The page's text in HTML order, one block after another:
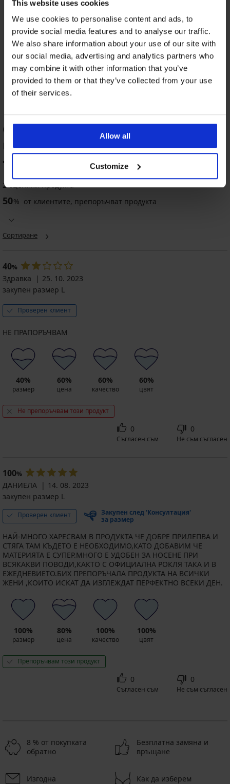
This website uses cookies
We use cookies to personalise content and ads, to
provide social media features and to analyse our traffic.
We also share information about your use of our site with
our social media, advertising and analytics partners who
may combine it with other information that you’ve
provided to them or that they’ve collected from your use
of their services.
Allow all
Customize
ОЦЕНКА НА ПРОДУКТ Стягащо
потниче Canotta
70
2 оценили продукта
50% от клиентите, препоръчват продукта
Сортиране
40%
Здравка
25. 10. 2023
закупен размер L
Проверен клиент
НЕ ПРАПОРЪЧВАМ
40%
размер
60%
цена
60%
качество
60%
цвят
Не препоръчвам този продукт
0
Съгласен съм
0
Не съм съгласен
100%
ДАНИЕЛА
14. 08. 2023
закупен размер L
Проверен клиент
Закупен след 'Консултация'
за размер
НАЙ-МНОГО ХАРЕСВАМ В ПРОДУКТА ЧЕ ДОБРЕ ПРИЛЕПВА И
СТЯГА ТАМ КЪДЕТО Е НЕОБХОДИМО,КАТО ДОБАВИМ ЧЕ
МАТЕРИЯТА Е СУПЕР.МНОГО Е УДОБЕН ЗА НОСЕНЕ ПРИ
ВСЯКАКВИ ПОВОДИ,КАКТО С ОФИЦИАЛНА РОКЛЯ ТАКА И В
ЕЖЕДНЕВИЕТО.БИХ ПРЕПОРЪЧАЛА ПРОДУКТА НА ВСИЧКИ
ЖЕНИ ,КОИТО ИСКАТ ДА ИЗГЛЕЖДАТ ПЕРФЕКТНО ВСЕКИ ДЕН.
100%
размер
80%
цена
100%
качество
100%
цвят
Препоръчвам този продукт
0
Съгласен съм
0
Не съм съгласен
8 % от покупката
обратно
Безплатна замяна и
връщане
Изгодна Как да изберем